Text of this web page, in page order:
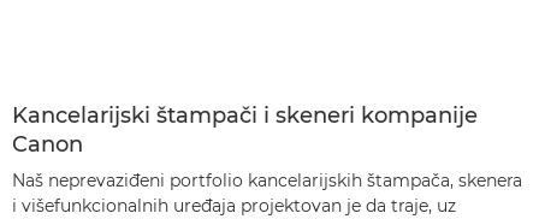
Kancelarijski štampači i skeneri kompanije
Canon
Naš neprevaziđeni portfolio kancelarijskih štampača, skenera
i višefunkcionalnih uređaja projektovan je da traje, uz